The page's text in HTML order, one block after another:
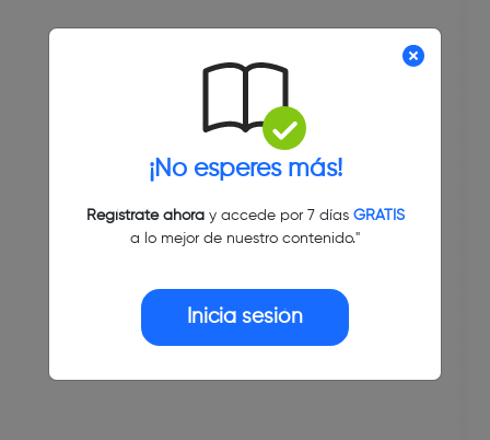
¡No esperes más!
Regístrate ahoray accede por 7 días GRATIS
a lo mejor de nuestro contenido."
Inicia sesión